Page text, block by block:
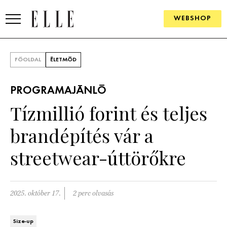
WEBSHOP
SZÉPSÉG
ÉLETMÓD
PÁRKAPCSOLAT
FŐOLDAL ÉLETMÓD
PROGRAMAJÁNLÓ
Tízmillió forint és teljes
brandépítés vár a
streetwear-úttörőkre
2025. október 17. 2 perc olvasás
Size-up